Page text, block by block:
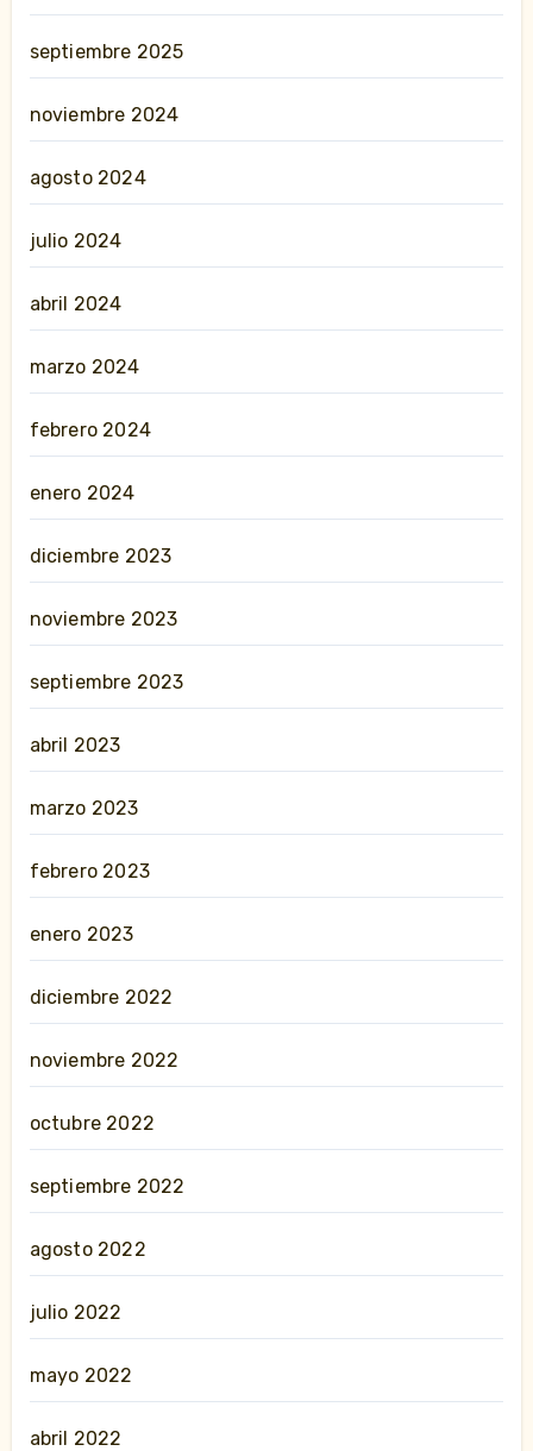
septiembre 2025
noviembre 2024
agosto 2024
julio 2024
abril 2024
marzo 2024
febrero 2024
enero 2024
diciembre 2023
noviembre 2023
septiembre 2023
abril 2023
marzo 2023
febrero 2023
enero 2023
diciembre 2022
noviembre 2022
octubre 2022
septiembre 2022
agosto 2022
julio 2022
mayo 2022
abril 2022